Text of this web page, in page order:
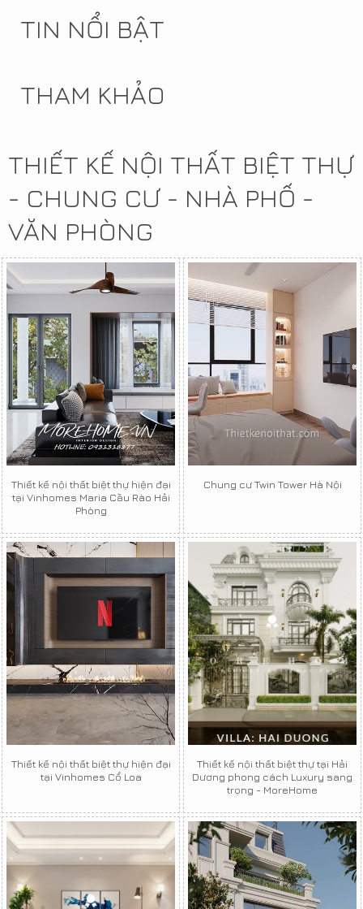
TIN NỔI BẬT
THAM KHẢO
THIẾT KẾ NỘI THẤT BIỆT THỰ
- CHUNG CƯ - NHÀ PHỐ -
VĂN PHÒNG
Thiết kế nội thất biệt thự hiện đại
tại Vinhomes Maria Cầu Rào Hải
Phòng
Chung cư Twin Tower Hà Nội
Thiết kế nội thất biệt thự hiện đại
tại Vinhomes Cổ Loa
Thiết kế nội thất biệt thự tại Hải
Dương phong cách Luxury sang
trọng - MoreHome